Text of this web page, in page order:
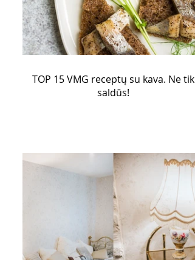
TOP 15 VMG receptų su kava. Ne tik
saldūs!